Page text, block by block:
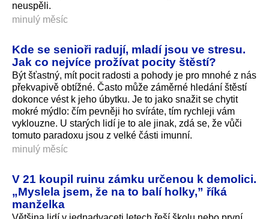
neuspěli.
minulý měsíc
Kde se senioři radují, mladí jsou ve stresu.
Jak co nejvíce prožívat pocity štěstí?
Být šťastný, mít pocit radosti a pohody je pro mnohé z nás
překvapivě obtížné. Často může záměrné hledání štěstí
dokonce vést k jeho úbytku. Je to jako snažit se chytit
mokré mýdlo: čím pevněji ho svíráte, tím rychleji vám
vyklouzne. U starých lidí je to ale jinak, zdá se, že vůči
tomuto paradoxu jsou z velké části imunní.
minulý měsíc
V 21 koupil ruinu zámku určenou k demolici.
„Myslela jsem, že na to balí holky,” říká
manželka